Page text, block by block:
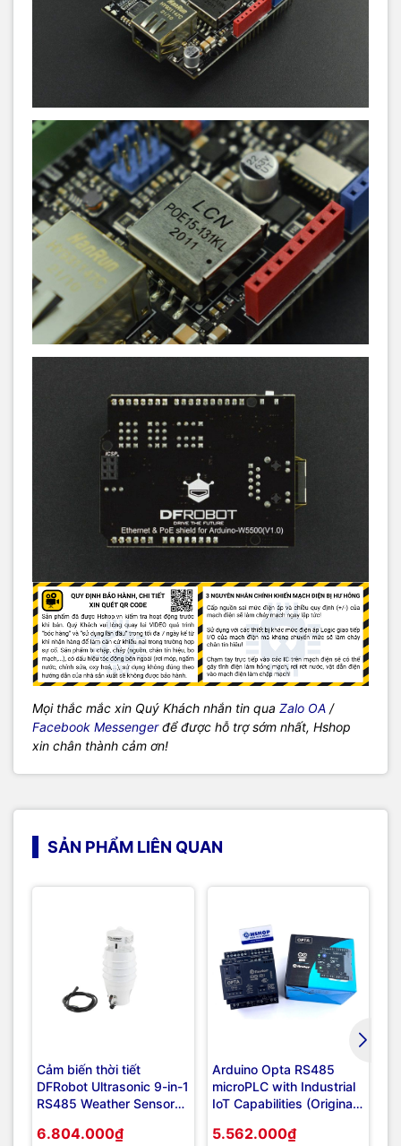
Mọi thắc mắc xin Quý Khách nhắn tin qua Zalo OA /
Facebook Messengerđể được hỗ trợ sớm nhất, Hshop
xin chân thành cảm ơn!
SẢN PHẨM LIÊN QUAN
Cảm biến thời tiết
DFRobot Ultrasonic 9-in-1
RS485 Weather Sensor
Temp, Light, Noise)
6.804.000₫
Arduino Opta RS485
microPLC with Industrial
IoT Capabilities (Original -
5.562.000₫